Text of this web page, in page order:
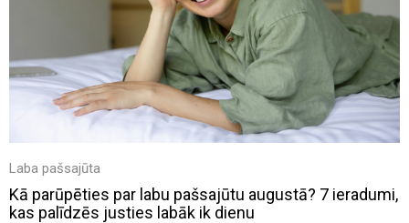
Laba pašsajūta
Kā parūpēties par labu pašsajūtu augustā? 7 ieradumi,
kas palīdzēs justies labāk ik dienu